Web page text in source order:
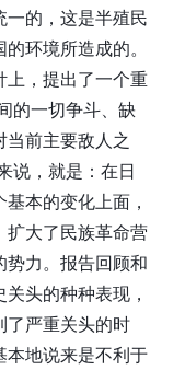
的，这是半殖民
环境所造成的。
上，提出了一个重
的一切争斗、缺
前主要敌人之
说，就是：在日
本的变化上面，
扩大了民族革命营
力。报告回顾和
头的种种表现，
了严重关头的时
本地说来是不利于